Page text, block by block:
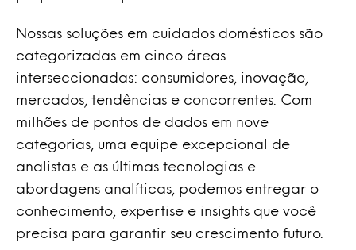
Nossas soluções em cuidados domésticos são
categorizadas em cinco áreas
interseccionadas: consumidores, inovação,
mercados, tendências e concorrentes. Com
milhões de pontos de dados em nove
categorias, uma equipe excepcional de
analistas e as últimas tecnologias e
abordagens analíticas, podemos entregar o
conhecimento, expertise e insights que você
precisa para garantir seu crescimento futuro.